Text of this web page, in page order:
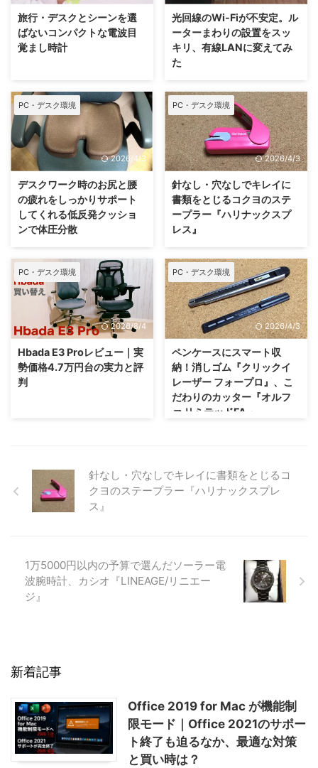
旅行・デスクとシーンを選
ばないコンパクトな電波目
覚まし時計
光回線のWi-Fiが不安定。ル
ーターまわりの設置をスッ
キリ、有線LANに変えてみ
た
PC・デスク環境
2026/4/3
デスクワーク時のお尻と腰
の疲れをしっかりサポート
してくれる低反発クッショ
ンで体圧分散
PC・デスク環境
2026/4/3
針なし・穴なしでキレイに
書類をとじるコクヨのステ
ープラー『ハリナックスプ
レス』
PC・デスク環境
2026/8/4
Hbada E3 Proレビュー｜実
勢価格4.7万円台の実力と評
判
PC・デスク環境
2026/4/3
ペンケースにスマート収
納！消しゴム『クリックイ
レーザー フォープロ』、こ
だわりのカッター『オルフ
ァ リミテッドFA 』
針なし・穴なしでキレイに書類をとじるコ
クヨのステープラー『ハリナックスプレ
ス』
1万5000円以内の予算で選んだソーラー電
波腕時計、カシオ『LINEAGE/リニエー
ジ』
新着記事
Office 2019 for Mac が機能制
限モード｜Office 2021のサポー
ト終了も迫るなか、最適な対策
と買い時は？